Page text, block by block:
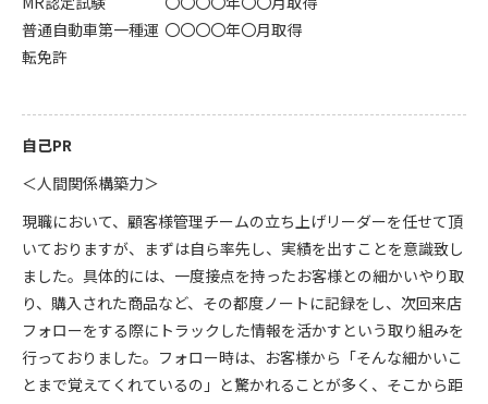
普通自動車第一種運
転免許
〇〇〇〇年〇月取得
自己PR
＜人間関係構築力＞
現職において、顧客様管理チームの立ち上げリーダーを任せて頂
いておりますが、まずは自ら率先し、実績を出すことを意識致し
ました。具体的には、一度接点を持ったお客様との細かいやり取
り、購入された商品など、その都度ノートに記録をし、次回来店
フォローをする際にトラックした情報を活かすという取り組みを
行っておりました。フォロー時は、お客様から「そんな細かいこ
とまで覚えてくれているの」と驚かれることが多く、そこから距